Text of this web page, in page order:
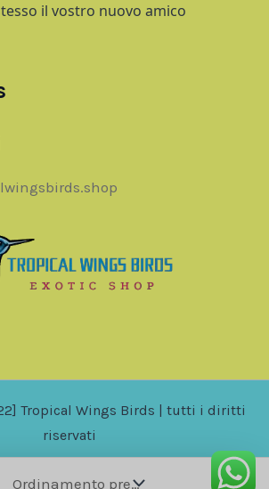
il vostro nuovo amico
Tropical Wings Birds | tutti i diritti
riservati